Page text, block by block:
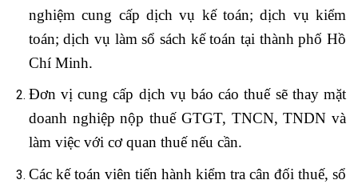
nghiệm cung cấp dịch vụ kế toán; dịch vụ kiểm
toán; dịch vụ làm sổ sách kế toán tại thành phố Hồ
Chí Minh.
Đơn vị cung cấp dịch vụ báo cáo thuế sẽ thay mặt
doanh nghiệp nộp thuế GTGT, TNCN, TNDN và
làm việc với cơ quan thuế nếu cần.
Các kế toán viên tiến hành kiểm tra cân đối thuế, sổ